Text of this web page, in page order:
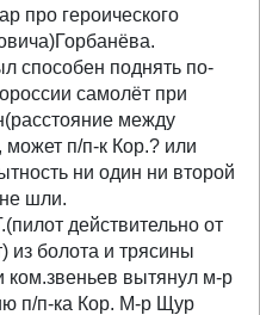
про героического
способен поднять по-
самолёт при
между
п/п-к Кор.? или
ни один ни второй
шли.
действительно от
из болота и трясины
ком.звеньев вытянул м-р
п/п-ка Кор. М-р Щур